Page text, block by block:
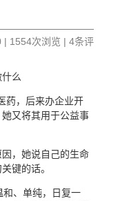
| 1554次浏览 | 4条评
药，后来办企业开
又将其用于公益事
，她说自己的生命
键的话。
和、单纯，日复一